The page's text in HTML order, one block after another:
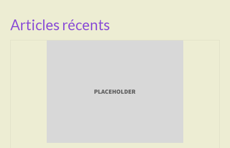
CONSEILLER NUMERIQUE
Articles récents